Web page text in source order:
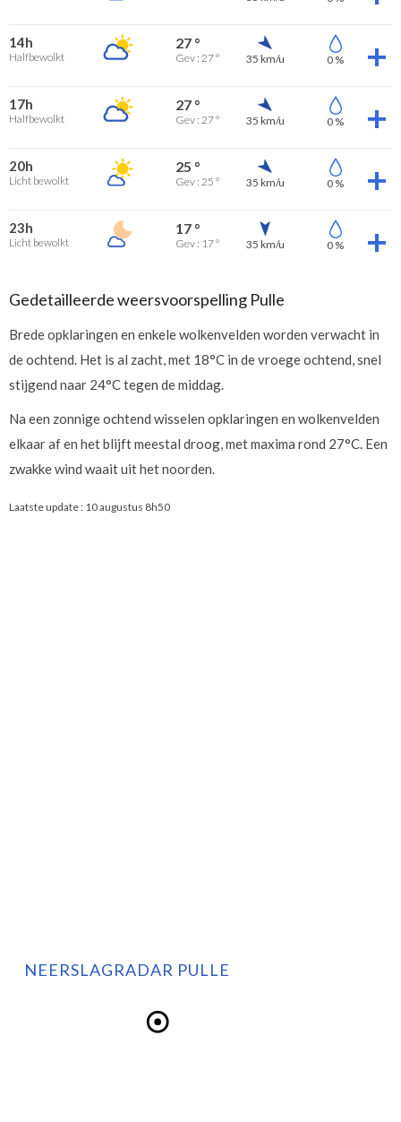
14h
Halfbewolkt
27 °
Gev : 27 ° 35 km/u 0 %
17h
Halfbewolkt
27 °
Gev : 27 ° 35 km/u 0 %
20h
Licht bewolkt
25 °
Gev : 25 ° 35 km/u 0 %
23h
Licht bewolkt
17 °
Gev : 17 ° 35 km/u 0 %
Gedetailleerde weersvoorspelling Pulle
Brede opklaringen en enkele wolkenvelden worden verwacht in
de ochtend. Het is al zacht, met 18°C in de vroege ochtend, snel
stijgend naar 24°C tegen de middag.
Na een zonnige ochtend wisselen opklaringen en wolkenvelden
elkaar af en het blijft meestal droog, met maxima rond 27°C. Een
zwakke wind waait uit het noorden.
Laatste update : 10 augustus 8h50
NEERSLAGRADAR PULLE